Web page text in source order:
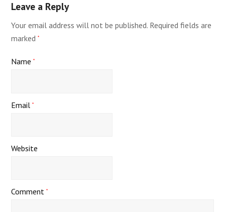
Leave a Reply
Your email address will not be published. Required fields are
marked*
Name*
Email*
Website
Comment*